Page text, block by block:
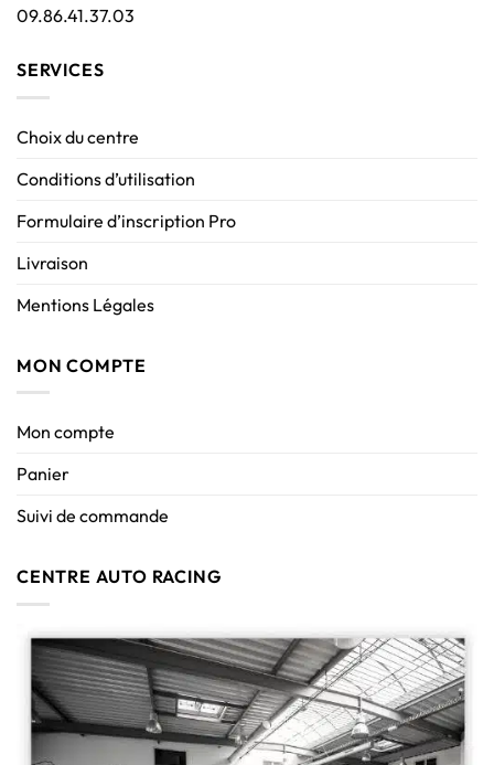
09.86.41.37.03
SERVICES
Choix du centre
Conditions d’utilisation
Formulaire d’inscription Pro
Livraison
Mentions Légales
MON COMPTE
Mon compte
Panier
Suivi de commande
CENTRE AUTO RACING